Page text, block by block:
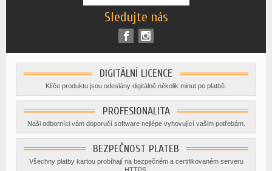
Sledujte nás
DIGITÁLNÍ LICENCE
Klíče produktu jsou odeslány digitálně několik minut po platbě.
PROFESIONALITA
Naši odborníci vám doporučí software nejlépe vyhovující vašim potřebám.
BEZPEČNOST PLATEB
Všechny platby kartou probíhají na bezpečném a certifikovaném serveru